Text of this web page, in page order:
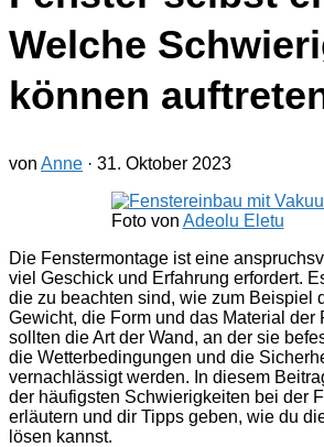
Welche
können
von Anne · 31. Oktober 2023
Foto von Adeolu Eletu
Die Fenstermontage ist eine
viel Geschick und Erfahrung erfordert.
die zu beachten sind, wie zum Beispiel
Gewicht, die Form und das Material der
sollten die Art der Wand, an der sie
die Wetterbedingungen und die
vernachlässigt werden. In diesem
der häufigsten Schwierigkeiten bei der
erläutern und dir Tipps geben, wie du
lösen kannst.